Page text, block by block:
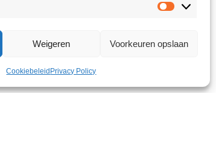
Weigeren Voorkeuren opslaan
Cookiebeleid Privacy Policy